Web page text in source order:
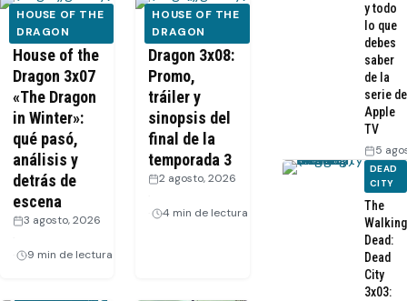
HOUSE OF THE
DRAGON
[Recap]
House of the
Dragon 3x07
«The Dragon
in Winter»:
qué pasó,
análisis y
detrás de
escena
3 agosto, 2026
9 min de lectura
HOUSE OF THE
DRAGON
House of the
Dragon 3x08:
Promo,
tráiler y
sinopsis del
final de la
temporada 3
2 agosto, 2026
4 min de lectura
y todo
lo que
debes
saber
de la
serie de
Apple
TV
5
DEAD
CITY
The
Walking
Dead:
Dead
City
3x03: